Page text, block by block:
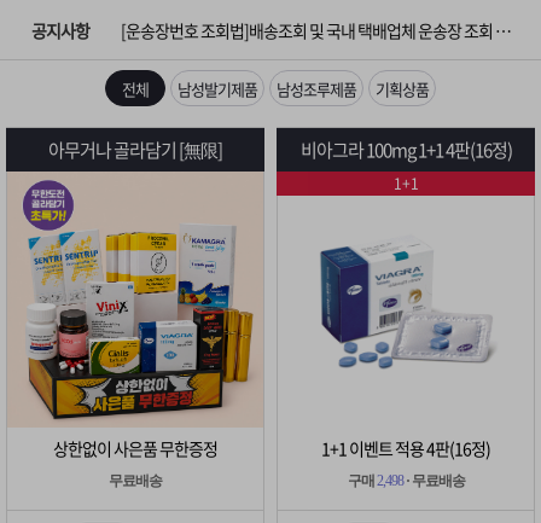
맨
품
은
노
우
객
터
마
페
이
문
조
공지사항 [운송장번호 조회법]배송조회 및 국내 택배업체 운송장 조회 하는법
[ios앱 오픈]아이폰 고객 앱설치 가능합니다.
[무인택배함 이용 안내] 집 밖에 주소로 택배 받기
[2026구정 연휴]설 연휴 배송 및 휴무 안내
전체 남성발기제품 남성조루제품 기획상품
아무거나 골라담기 [無限]
상한없이 사은품 무한증정
무료배송
비아그라 100mg 1+1 4판(16정)
1+1 이벤트 적용 4판(16정)
구매 2,498· 무료배송
1+1